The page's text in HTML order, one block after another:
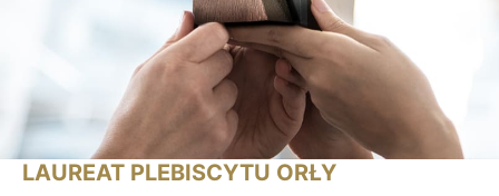
LAUREAT PLEBISCYTU ORŁY